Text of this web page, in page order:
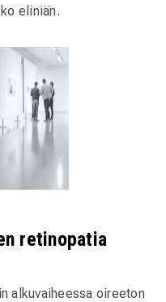
eliniän.
retinopatia
alkuvaiheessa oireeton